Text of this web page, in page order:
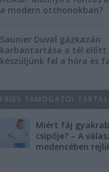
a modern otthonokban?
Saunier Duval gázkazán
karbantartása a tél előtt
készüljünk fel a hóra és
FRISS TÁMOGATÓI
Miért fáj
csípője? – A
medencében